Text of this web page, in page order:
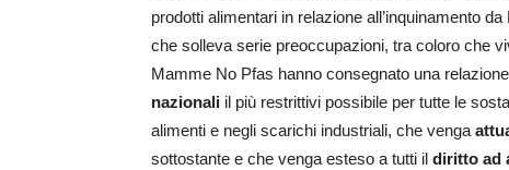
prodotti alimentari in relazione all’inquinamento
che solleva serie preoccupazioni, tra coloro che
Mamme No Pfas hanno consegnato una
nazionali il più restrittivi possibile per tutte le
alimenti e negli scarichi industriali, che venga
sottostante e che venga esteso a tutti il diritto ad